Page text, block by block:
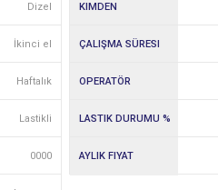
Dizel KIMDEN
İkinci el ÇALIŞMA SÜRESI
Haftalık OPERATÖR
Lastikli LASTIK DURUMU %
0000 AYLIK FIYAT